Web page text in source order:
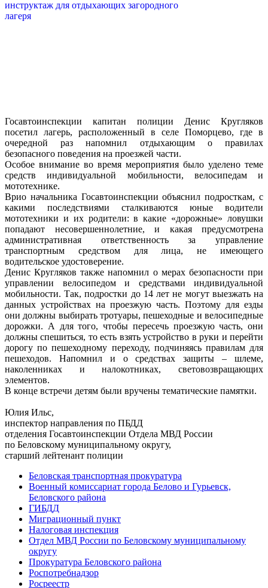
Госавтоинспекции капитан полиции Денис Кругляков
посетил лагерь, расположенный в селе Поморцево, где в
очередной раз напомнил отдыхающим о правилах
безопасного поведения на проезжей части.
Особое внимание во время мероприятия было уделено теме
средств индивидуальной мобильности, велосипедам и
мототехнике.
Врио начальника Госавтоинспекции объяснил подросткам, с
какими последствиями сталкиваются юные водители
мототехники и их родители: в какие «дорожные» ловушки
попадают несовершеннолетние, и какая предусмотрена
административная ответственность за управление
транспортным средством для лица, не имеющего
водительское удостоверение.
Денис Кругляков также напомнил о мерах безопасности при
управлении велосипедом и средствами индивидуальной
мобильности. Так, подростки до 14 лет не могут выезжать на
данных устройствах на проезжую часть. Поэтому для езды
они должны выбирать тротуары, пешеходные и велосипедные
дорожки. А для того, чтобы пересечь проезжую часть, они
должны спешиться, то есть взять устройство в руки и перейти
дорогу по пешеходному переходу, подчиняясь правилам для
пешеходов. Напомнил и о средствах защиты – шлеме,
наколенниках и налокотниках, световозвращающих
элементов.
В конце встречи детям были вручены тематические памятки.
Юлия Ильс,
инспектор направления по ПБДД
отделения Госавтоинспекции Отдела МВД России
по Беловскому муниципальному округу,
старший лейтенант полиции
Беловская транспортная прокуратура
Военный комиссариат города Белово и Гурьевск,
Беловского района
ГИБДД
Миграционный пункт
Налоговая инспекция
Отдел МВД России по Беловскому муниципальному
округу
Прокуратура Беловского района
Роспотребнадзор
Росреестр